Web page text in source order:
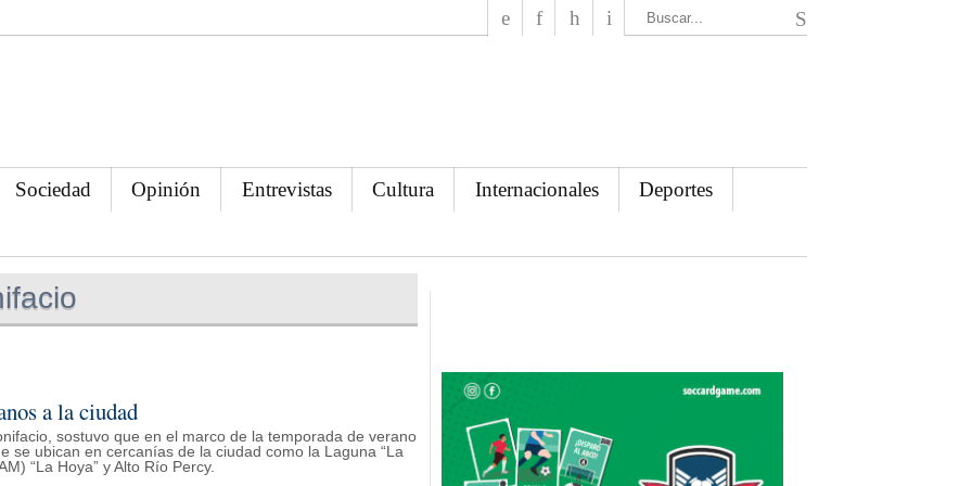
Sociedad Opinión Entrevistas Cultura Internacionales Deportes
a la ciudad
sostuvo que en el marco de la temporada de verano
se ubican en cercanías de la ciudad como la Laguna “La
“La Hoya” y Alto Río Percy.